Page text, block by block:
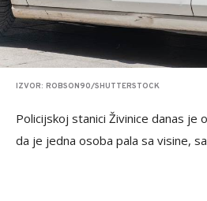
IZVOR: ROBSON90/SHUTTERSTOCK
Policijskoj stanici Živinice danas je
da je jedna osoba pala sa visine,